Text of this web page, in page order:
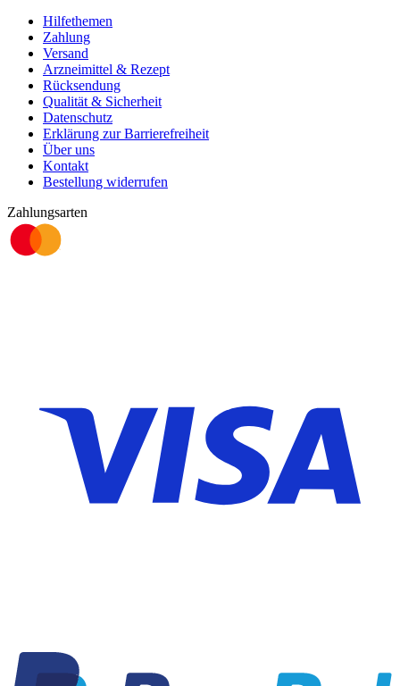
Hilfethemen
Zahlung
Versand
Arzneimittel & Rezept
Rücksendung
Qualität & Sicherheit
Datenschutz
Erklärung zur Barrierefreiheit
Über uns
Kontakt
Bestellung widerrufen
Zahlungsarten